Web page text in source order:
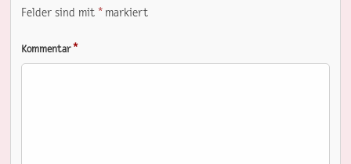
Felder sind mit*markiert
Kommentar*